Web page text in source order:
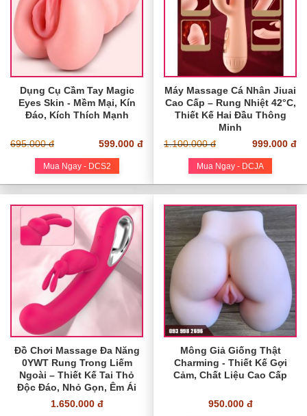
Dụng Cụ Cầm Tay Magic
Eyes Skin - Mềm Mại, Kín
Đáo, Kích Thích Mạnh
695.000 đ 599.000 đ
Mua Ngay - DCS2
Máy Massage Cá Nhân Jiuai
Cao Cấp – Rung Nhiệt 42°C,
Thiết Kế Hai Đầu Thông
Minh
1.100.000 đ
999.000 đ
Mua Ngay - DCJA
Đồ Chơi Massage Đa Năng
0YWT Rung Trong Liếm
Ngoài – Thiết Kế Tai Thỏ
Độc Đáo, Nhỏ Gọn, Êm Ái
1.650.000 đ
Mông Giả Giống Thật
Charming - Thiết Kế Gợi
Cảm, Chất Liệu Cao Cấp
950.000 đ